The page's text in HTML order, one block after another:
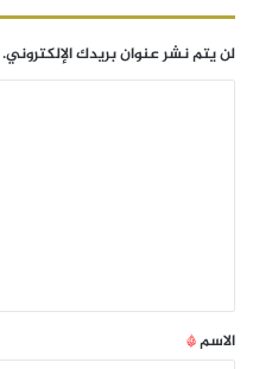
لن يتم نشر عنوان بريدك الإلكتروني.
الاسم*